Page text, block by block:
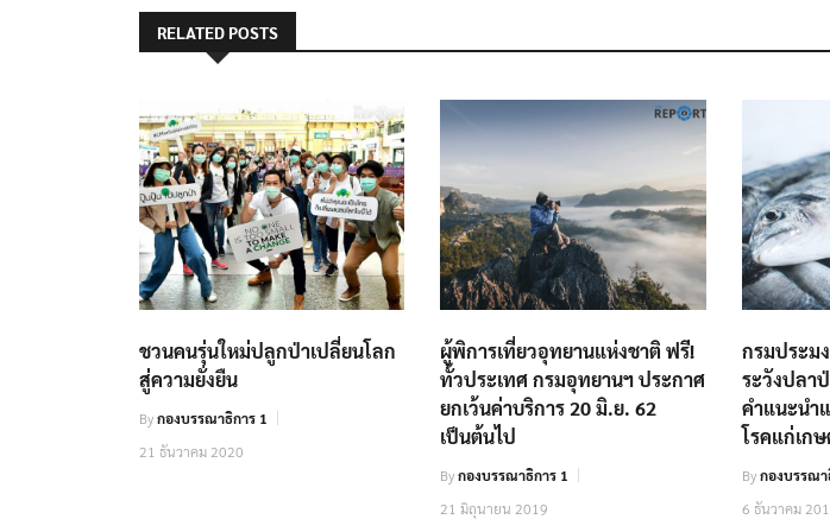
RELATED POSTS
ชวนคนรุ่นใหม่ปลูกป่าเปลี่ยนโลก
สู่ความยั่งยืน
Byกองบรรณาธิการ 1
21 ธันวาคม 2020
ผู้พิการเที่ยวอุทยานแห่งชาติ ฟรี!
ทั้วประเทศ กรมอุทยานฯ ประกาศ
ยกเว้นค่าบริการ 20 มิ.ย. 62
เป็นต้นไป
Byกองบรรณาธิการ 1
21 มิถุนายน 2019
กรมประม
ระวังปลา
คำแนะนำ
โรคแก่เก
Byกองบรรณา
6 ธันวาคม